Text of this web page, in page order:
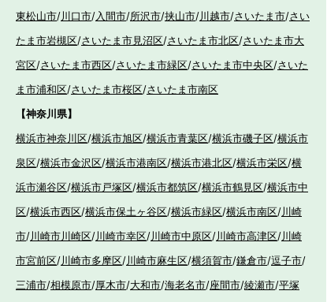
東松山市/川口市/入間市/所沢市/挟山市/川越市/さいたま市/さい
たま市岩槻区/さいたま市見沼区/さいたま市北区/さいたま市大
宮区/さいたま市西区/さいたま市緑区/さいたま市中央区/さいた
ま市浦和区/さいたま市桜区/さいたま市南区
【神奈川県】
横浜市神奈川区/横浜市旭区/横浜市青葉区/横浜市磯子区/横浜市
泉区/横浜市金沢区/横浜市港南区/横浜市港北区/横浜市栄区/横
浜市瀬谷区/横浜市戸塚区/横浜市都筑区/横浜市鶴見区/横浜市中
区/横浜市西区/横浜市保土ヶ谷区/横浜市緑区/横浜市南区/川崎
市/川崎市川崎区/川崎市幸区/川崎市中原区/川崎市高津区/川崎
市宮前区/川崎市多摩区/川崎市麻生区/横須賀市/鎌倉市/逗子市/
三浦市/相模原市/厚木市/大和市/海老名市/座間市/綾瀬市/平塚